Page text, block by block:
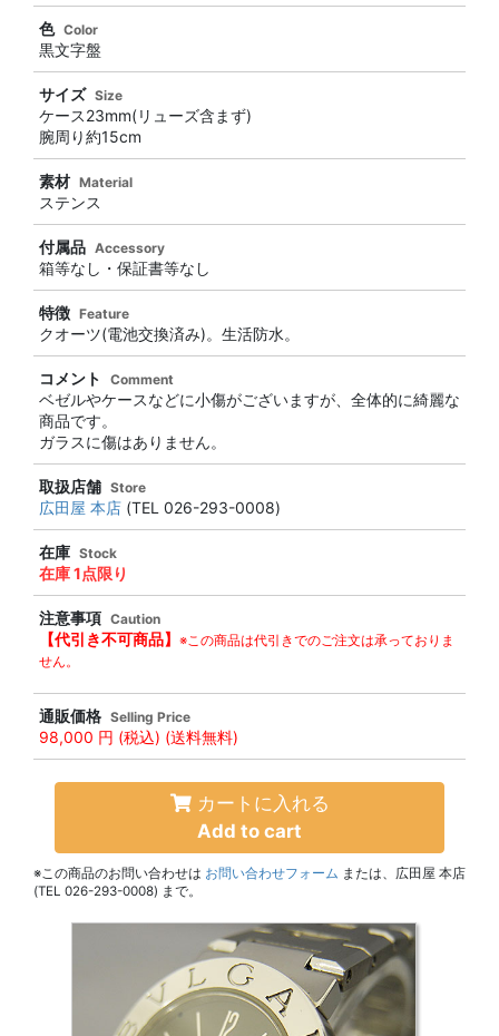
色 Color
黒文字盤
サイズ Size
ケース23mm(リューズ含まず)
腕周り約15cm
素材 Material
ステンス
付属品 Accessory
箱等なし・保証書等なし
特徴 Feature
クオーツ(電池交換済み)。生活防水。
コメント Comment
ベゼルやケースなどに小傷がございますが、全体的に綺麗な
商品です。
ガラスに傷はありません。
取扱店舗 Store
広田屋 本店 (TEL 026-293-0008)
在庫 Stock
在庫 1点限り
注意事項 Caution
【代引き不可商品】
※この商品は代引きでのご注文は承っておりま
せん。
通販価格 Selling Price
98,000 円 (税込) (送料無料)
カートに入れる
Add to cart
※この商品のお問い合わせは お問い合わせフォーム または、広田屋 本店
(TEL 026-293-0008) まで。